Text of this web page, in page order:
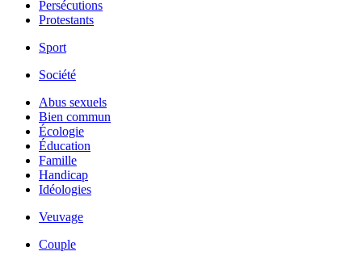
Persécutions
Protestants
Sport
Société
Abus sexuels
Bien commun
Écologie
Éducation
Famille
Handicap
Idéologies
Veuvage
Couple